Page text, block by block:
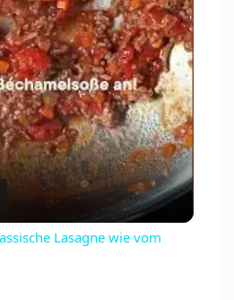
VIDEO
Lasagne wie vom